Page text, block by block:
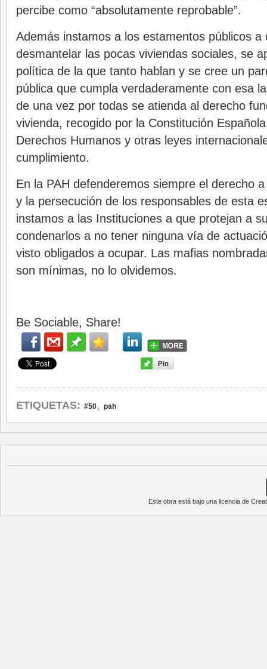
percibe como “absolutamente reprobable”.
Además instamos a los estamentos públicos a
desmantelar las pocas viviendas sociales, se
política de la que tanto hablan y se cree un
pública que cumpla verdaderamente con esa
de una vez por todas se atienda al derecho
vivienda, recogido por la Constitución
Derechos Humanos y otras leyes
cumplimiento.
En la PAH defenderemos siempre el derecho
y la persecución de los responsables de esta
instamos a las Instituciones a que protejan a
condenarlos a no tener ninguna vía de
visto obligados a ocupar. Las mafias
son mínimas, no lo olvidemos.
Be Sociable, Share!
ETIQUETAS: #50, pah
Este obra está bajo unalicencia de